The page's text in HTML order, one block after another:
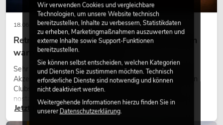
18.06.2026
Retro-Licht im modernen Lichtdesign: Warum
warmes Licht wieder wirkt
Sehr warmes Licht, sichtbare Leuchtflächen und farbige
Akzente prägen viele aktuelle Lichtdesigns auf Bühnen, in
Clubs und bei Events. Retro-Licht ist dabei kein rein
nostalgischer Effekt, sondern ein bewusst eingesetztes
Gestaltungsmittel: Es schafft Atmosphäre, gibt Szenen
Charakter und kann technische LED-Setups emotionaler
Jetzt lesen
Wir verwenden Cookies und vergleichbare
Technologien, um unsere Website technisch
bereitzustellen, Inhalte zu verbessern, Statistikdaten
zu erheben, Marketingmaßnahmen auszuwerten und
externe Inhalte sowie Support-Funktionen
bereitzustellen.
Sie können selbst entscheiden, welchen Kategorien
und Diensten Sie zustimmen möchten. Technisch
erforderliche Dienste sind notwendig und können
nicht deaktiviert werden.
Weitergehende Informationen hierzu finden Sie in
unsererDatenschutzerklärung.